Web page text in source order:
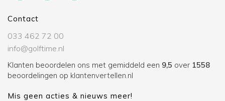
Contact
033 462 72 00
info@golftime.nl
Klanten beoordelen ons met gemiddeld een 9,5 over 1558
beoordelingen op klantenvertellen.nl
Mis geen acties & nieuws meer!